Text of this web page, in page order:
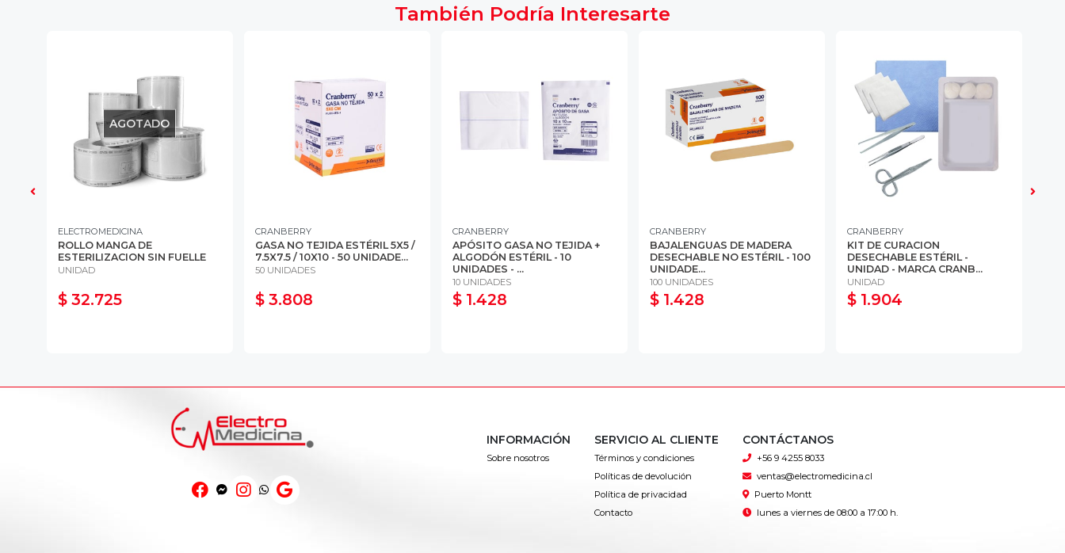
También Podría Interesarte
AGOTADO
ELECTROMEDICINA
ROLLO MANGA DE
ESTERILIZACION SIN FUELLE
UNIDAD
$ 32.725
CRANBERRY
GASA NO TEJIDA ESTÉRIL 5X5 /
7.5X7.5 / 10X10 - 50 UNIDADE...
50 UNIDADES
$ 3.808
CRANBERRY
APÓSITO GASA NO TEJIDA +
ALGODÓN ESTÉRIL - 10
UNIDADES - ...
10 UNIDADES
$ 1.428
CRANBERRY
BAJALENGUAS DE MADERA
DESECHABLE NO ESTÉRIL - 100
UNIDADE...
100 UNIDADES
$ 1.428
CRANBERRY
KIT DE CURACION
DESECHABLE ESTÉRIL -
UNIDAD - MARCA CRANB...
UNIDAD
$ 1.904
INFORMACIÓN
Sobre nosotros
SERVICIO AL CLIENTE
Términos y condiciones
Políticas de devolución
Política de privacidad
Contacto
CONTÁCTANOS
+56 9 4255 8033
ventas@electromedicina.cl
Puerto Montt
lunes a viernes de 08:00 a 17:00 h.